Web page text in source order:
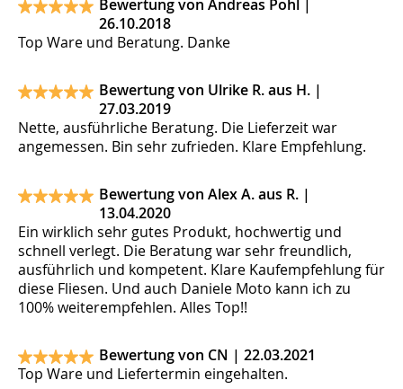
Bewertung von Andreas Pohl |
26.10.2018
Top Ware und Beratung. Danke
Bewertung von Ulrike R. aus H. |
27.03.2019
Nette, ausführliche Beratung. Die Lieferzeit war
angemessen. Bin sehr zufrieden. Klare Empfehlung.
Bewertung von Alex A. aus R. |
13.04.2020
Ein wirklich sehr gutes Produkt, hochwertig und
schnell verlegt. Die Beratung war sehr freundlich,
ausführlich und kompetent. Klare Kaufempfehlung für
diese Fliesen. Und auch Daniele Moto kann ich zu
100% weiterempfehlen. Alles Top!!
Bewertung von CN | 22.03.2021
Top Ware und Liefertermin eingehalten.